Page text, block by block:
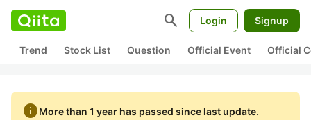
search Login Signup
Trend Stock List Question Official Event Official
infoMore than 1 year has passed since last update.